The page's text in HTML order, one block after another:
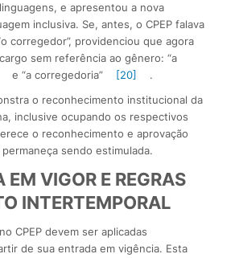
e apresentou a nova
inclusiva. Se, antes, o CPEP falava
corregedor”, providenciou que agora
sem referência ao gênero: “a
e “a corregedoria” [20]
.
o reconhecimento institucional da
inclusive ocupando os respectivos
o reconhecimento e aprovação
sendo estimulada.
EM VIGOR E REGRAS
INTERTEMPORAL
CPEP devem ser aplicadas
de sua entrada em vigência. Esta